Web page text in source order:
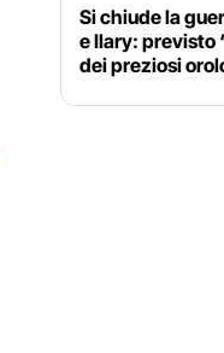
Si chiude la
e Ilary: previsto
dei preziosi